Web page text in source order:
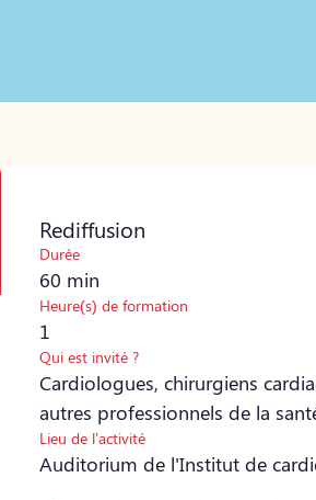
Rediffusion
Durée
60 min
Heure(s) de formation
1
Qui est invité ?
Cardiologues, chirurgiens
autres professionnels de la
Lieu de l’activité
Auditorium de l'Institut de